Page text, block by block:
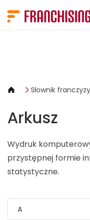
Słownik
Arkusz
Wydruk
przystępnej formie
statystyczne.